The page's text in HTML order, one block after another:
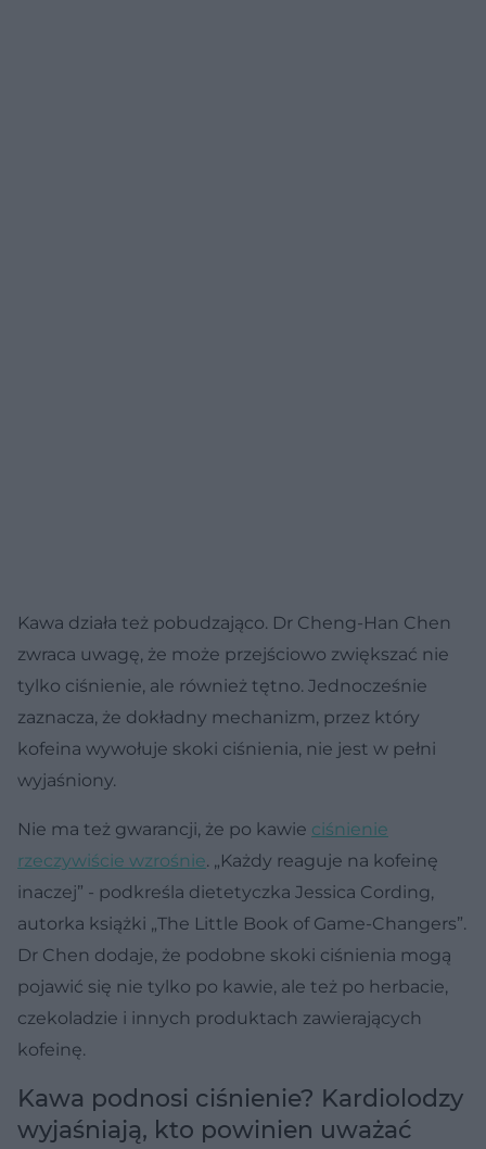
Kawa działa też pobudzająco. Dr Cheng-Han Chen
zwraca uwagę, że może przejściowo zwiększać nie
tylko ciśnienie, ale również tętno. Jednocześnie
zaznacza, że dokładny mechanizm, przez który
kofeina wywołuje skoki ciśnienia, nie jest w pełni
wyjaśniony.
Nie ma też gwarancji, że po kawie ciśnienie
rzeczywiście wzrośnie. „Każdy reaguje na kofeinę
inaczej” - podkreśla dietetyczka Jessica Cording,
autorka książki „The Little Book of Game-Changers”.
Dr Chen dodaje, że podobne skoki ciśnienia mogą
pojawić się nie tylko po kawie, ale też po herbacie,
czekoladzie i innych produktach zawierających
kofeinę.
Kawa podnosi ciśnienie? Kardiolodzy
wyjaśniają, kto powinien uważać